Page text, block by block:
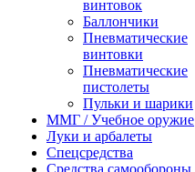
винтовок
Баллончики
Пневматические
винтовки
Пневматические
пистолеты
Пульки и шарики
ММГ / Учебное оружие
Луки и арбалеты
Спецсредства
Средства самообороны